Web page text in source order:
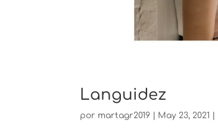
Languidez
por martagr2019 May 23, 2021